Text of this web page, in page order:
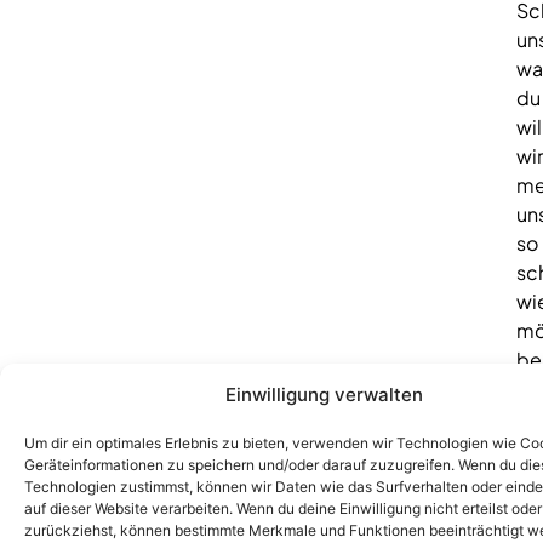
Einwilligung verwalten
Um dir ein optimales Erlebnis zu bieten, verwenden wir Technologien wie
Geräteinformationen zu speichern und/oder darauf zuzugreifen. Wenn du
Technologien zustimmst, können wir Daten wie das Surfverhalten oder
auf dieser Website verarbeiten. Wenn du deine Einwilligung nicht erteilst oder
zurückziehst, können bestimmte Merkmale und Funktionen beeinträchtigt
du
wir
so
© FLY-D Creative 2026